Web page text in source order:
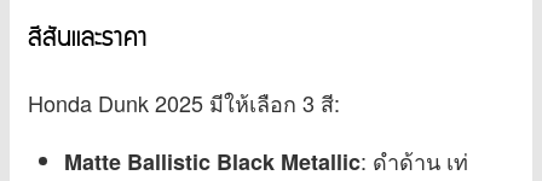
สีสันและราคา
Honda Dunk 2025 มีให้เลือก 3 สี:
Matte Ballistic Black Metallic: ดำด้าน เท่